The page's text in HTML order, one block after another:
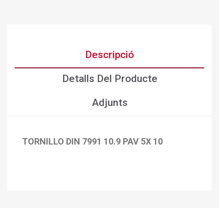
Descripció
Detalls Del Producte
Adjunts
TORNILLO DIN 7991 10.9 PAV 5X 10